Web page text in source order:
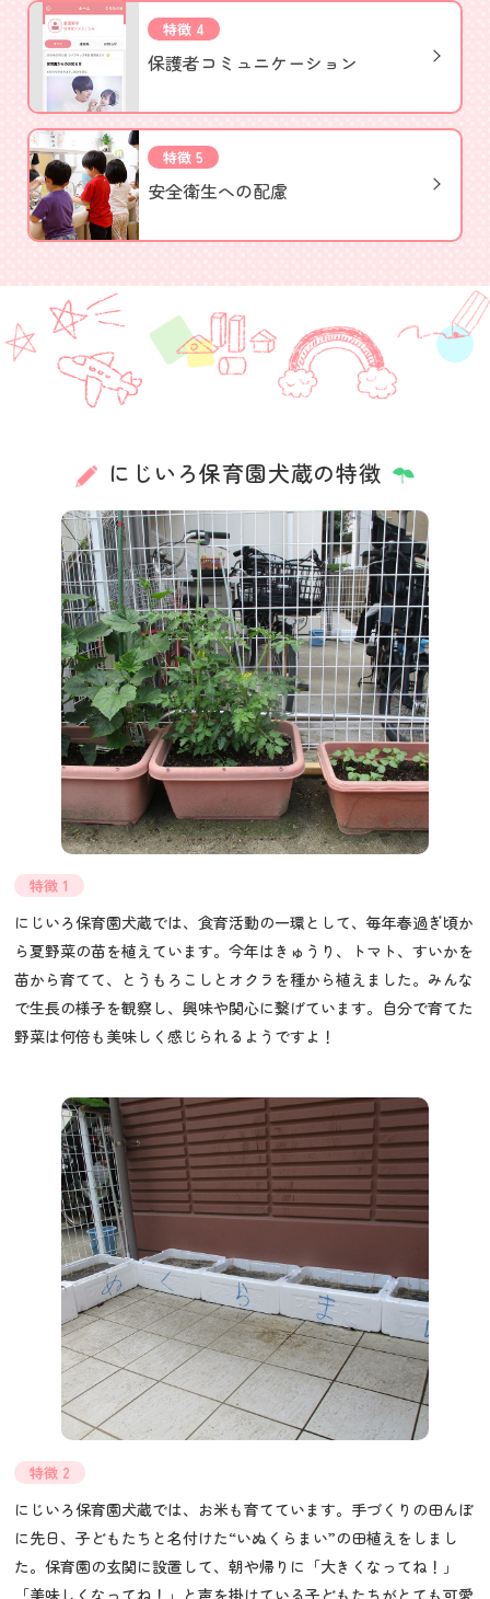
特徴 4
保護者コミュニケーション
特徴 5
安全衛生への配慮
にじいろ保育園犬蔵の特徴
特徴 1
にじいろ保育園犬蔵では、食育活動の一環として、毎年春過ぎ頃か
ら夏野菜の苗を植えています。今年はきゅうり、トマト、すいかを
苗から育てて、とうもろこしとオクラを種から植えました。みんな
で生長の様子を観察し、興味や関心に繋げています。自分で育てた
野菜は何倍も美味しく感じられるようですよ！
特徴 2
にじいろ保育園犬蔵では、お米も育てています。手づくりの田んぼ
に先日、子どもたちと名付けた“いぬくらまい”の田植えをしまし
た。保育園の玄関に設置して、朝や帰りに「大きくなってね！」
「美味しくなってね！」と声を掛けている子どもたちがとても可愛